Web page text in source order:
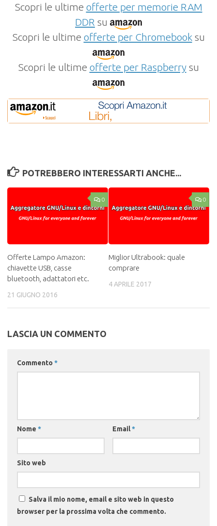
Scopri le ultime offerte per memorie RAM
DDR su
Scopri le ultime offerte per Chromebooksu
Scopri le ultime offerte per Raspberrysu
POTREBBERO INTERESSARTI ANCHE...
0
Offerte Lampo Amazon:
chiavette USB, casse
bluetooth, adattatori etc.
21 GIUGNO 2016
0
Miglior Ultrabook: quale
comprare
4 APRILE 2017
LASCIA UN COMMENTO
Commento *
Nome * Email*
Sito web
Salva il mio nome, email e sito web in questo
browser per la prossima volta che commento.